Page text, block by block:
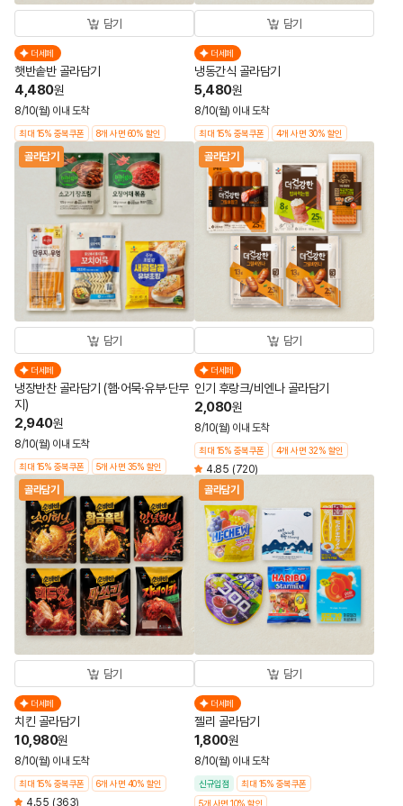
담기
더세페
햇반솥반 골라담기
4,480원
8/10(월) 이내 도착
최대 15% 중복쿠폰 8개 사면 60% 할인
담기
더세페
냉동간식 골라담기
5,480원
8/10(월) 이내 도착
최대 15% 중복쿠폰 4개 사면 30% 할인
골라담기
담기
더세페
냉장반찬 골라담기 (햄·어묵·유부·단무
지)
2,940원
8/10(월) 이내 도착
최대 15% 중복쿠폰 5개 사면 35% 할인
골라담기
담기
더세페
인기 후랑크/비엔나 골라담기
2,080원
8/10(월) 이내 도착
최대 15% 중복쿠폰 4개 사면 32% 할인
4.85 (720)
골라담기
담기
더세페
치킨 골라담기
10,980원
8/10(월) 이내 도착
최대 15% 중복쿠폰 6개 사면 40% 할인
4.55 (363)
골라담기
담기
더세페
젤리 골라담기
1,800원
8/10(월) 이내 도착
신규입점
최대 15% 중복쿠폰
5개 사면 10% 할인